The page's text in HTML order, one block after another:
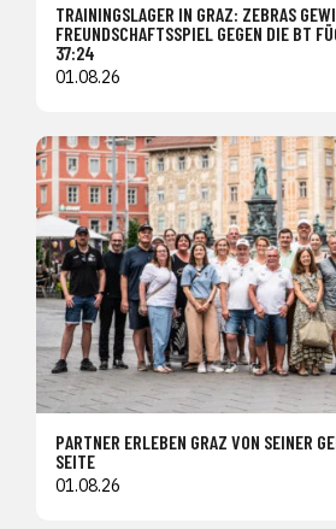
TRAININGSLAGER IN GRAZ: ZEBRAS
FREUNDSCHAFTSSPIEL GEGEN DIE BT
37:24
01.08.26
PARTNER ERLEBEN GRAZ VON SEINER
SEITE
01.08.26